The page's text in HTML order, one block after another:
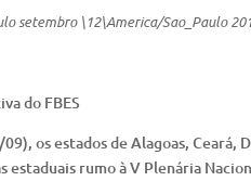
setembro \12\America/Sao_Paulo
do FBES
os estados de Alagoas,
estaduais rumo à V Plenária